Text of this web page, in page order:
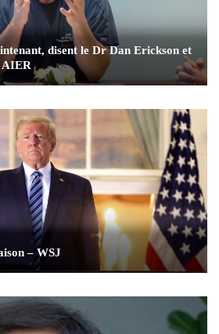
disent le Dr Dan Erickson et
AIER
– WSJ